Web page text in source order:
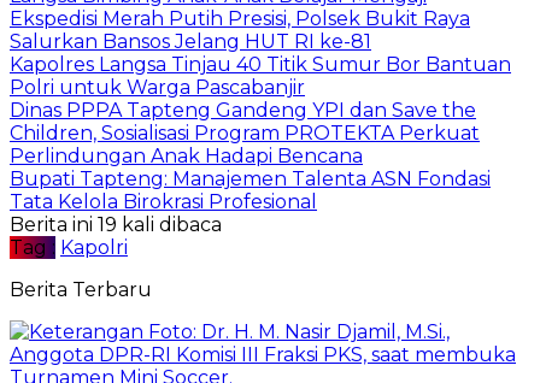
Ekspedisi Merah Putih Presisi, Polsek Bukit Raya
Salurkan Bansos Jelang HUT RI ke-81
Kapolres Langsa Tinjau 40 Titik Sumur Bor Bantuan
Polri untuk Warga Pascabanjir
Dinas PPPA Tapteng Gandeng YPI dan Save the
Children, Sosialisasi Program PROTEKTA Perkuat
Perlindungan Anak Hadapi Bencana
Bupati Tapteng: Manajemen Talenta ASN Fondasi
Tata Kelola Birokrasi Profesional
Berita ini 19 kali dibaca
Tag : Kapolri
Berita Terbaru